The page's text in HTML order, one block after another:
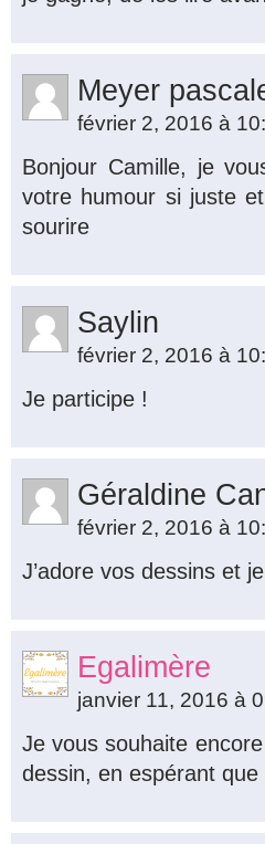
Meyer
février 2, 2016 à
Bonjour Camille, je
votre humour si juste
sourire
Saylin
février 2, 2016 à
Je participe !
Géraldine
février 2, 2016 à
J’adore vos dessins et
Egalimère
janvier 11, 2016 à
Je vous souhaite
dessin, en espérant